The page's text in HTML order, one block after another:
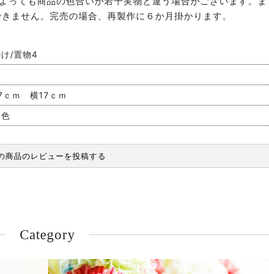
ません。完売の場合、再製作に６か月掛かります。
/置物4
ｍ 横17ｃｍ
商品のレビューを投稿する
Category